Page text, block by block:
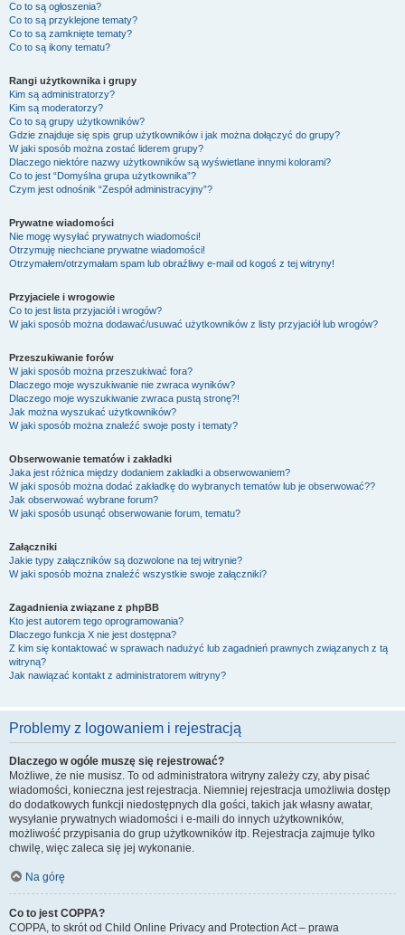
Co to są ogłoszenia?
Co to są przyklejone tematy?
Co to są zamknięte tematy?
Co to są ikony tematu?
Rangi użytkownika i grupy
Kim są administratorzy?
Kim są moderatorzy?
Co to są grupy użytkowników?
Gdzie znajduje się spis grup użytkowników i jak można dołączyć do grupy?
W jaki sposób można zostać liderem grupy?
Dlaczego niektóre nazwy użytkowników są wyświetlane innymi kolorami?
Co to jest “Domyślna grupa użytkownika”?
Czym jest odnośnik “Zespół administracyjny”?
Prywatne wiadomości
Nie mogę wysyłać prywatnych wiadomości!
Otrzymuję niechciane prywatne wiadomości!
Otrzymałem/otrzymałam spam lub obraźliwy e-mail od kogoś z tej witryny!
Przyjaciele i wrogowie
Co to jest lista przyjaciół i wrogów?
W jaki sposób można dodawać/usuwać użytkowników z listy przyjaciół lub wrogów?
Przeszukiwanie forów
W jaki sposób można przeszukiwać fora?
Dlaczego moje wyszukiwanie nie zwraca wyników?
Dlaczego moje wyszukiwanie zwraca pustą stronę?!
Jak można wyszukać użytkowników?
W jaki sposób można znaleźć swoje posty i tematy?
Obserwowanie tematów i zakładki
Jaka jest różnica między dodaniem zakładki a obserwowaniem?
W jaki sposób można dodać zakładkę do wybranych tematów lub je obserwować??
Jak obserwować wybrane forum?
W jaki sposób usunąć obserwowanie forum, tematu?
Załączniki
Jakie typy załączników są dozwolone na tej witrynie?
W jaki sposób można znaleźć wszystkie swoje załączniki?
Zagadnienia związane z phpBB
Kto jest autorem tego oprogramowania?
Dlaczego funkcja X nie jest dostępna?
Z kim się kontaktować w sprawach nadużyć lub zagadnień prawnych związanych z tą
witryną?
Jak nawiązać kontakt z administratorem witryny?
Problemy z logowaniem i rejestracją
Dlaczego w ogóle muszę się rejestrować?
Możliwe, że nie musisz. To od administratora witryny zależy czy, aby pisać
wiadomości, konieczna jest rejestracja. Niemniej rejestracja umożliwia dostęp
do dodatkowych funkcji niedostępnych dla gości, takich jak własny awatar,
wysyłanie prywatnych wiadomości i e-maili do innych użytkowników,
możliwość przypisania do grup użytkowników itp. Rejestracja zajmuje tylko
chwilę, więc zaleca się jej wykonanie.
Na górę
Co to jest COPPA?
COPPA, to skrót od Child Online Privacy and Protection Act – prawa